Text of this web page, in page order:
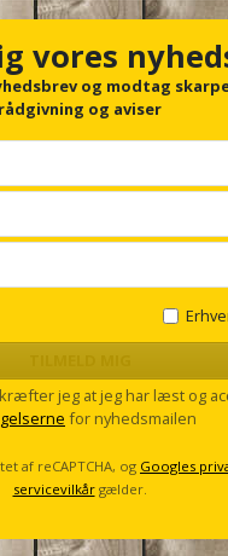
vores
og modtag
rådgivning og aviser
jeg at jeg har læst og
for nyhedsmailen
af reCAPTCHA, og Googles
servicevilkårgælder.